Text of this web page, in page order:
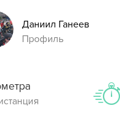
Даниил Ганеев
Профиль